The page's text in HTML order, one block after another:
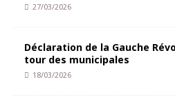
27/03/2026
Déclaration de la Gauche
tour des municipales
18/03/2026